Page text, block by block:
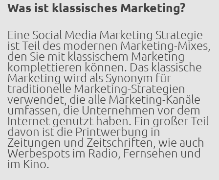
Was ist klassisches Marketing?
Eine Social Media Marketing Strategie
ist Teil des modernen Marketing-Mixes,
den Sie mit klassischem Marketing
komplettieren können. Das klassische
Marketing wird als Synonym für
traditionelle Marketing-Strategien
verwendet, die alle Marketing-Kanäle
umfassen, die Unternehmen vor dem
Internet genutzt haben. Ein großer Teil
davon ist die Printwerbung in
Zeitungen und Zeitschriften, wie auch
Werbespots im Radio, Fernsehen und
im Kino.